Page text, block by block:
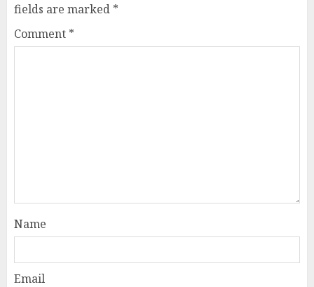
fields are marked *
Comment *
Name
Email